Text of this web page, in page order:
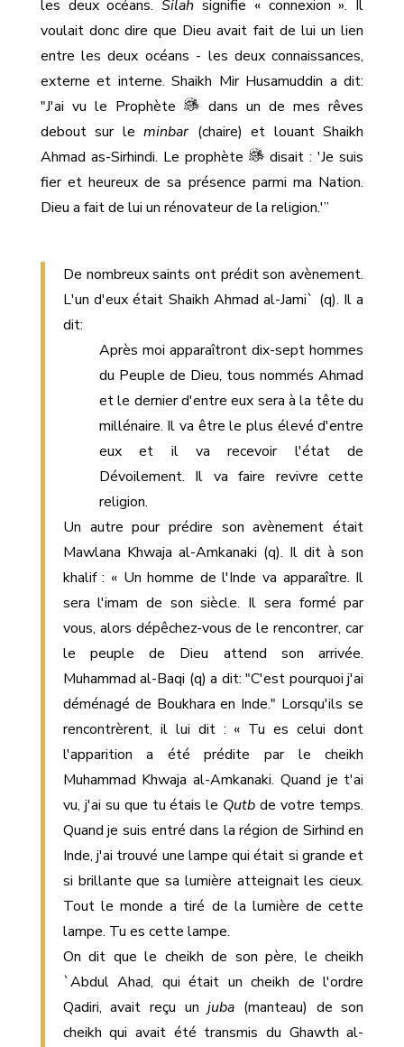
les deux océans.Silah signifie « connexion ». Il
voulait donc dire que Dieu avait fait de lui un lien
entre les deux océans - les deux connaissances,
externe et interne. Shaikh Mir Husamuddin a dit:
"J'ai vu le Prophète
dans un de mes rêves
debout sur leminbar (chaire) et louant Shaikh
Ahmad as-Sirhindi. Le prophète
disait : 'Je suis
fier et heureux de sa présence parmi ma Nation.
Dieu a fait de lui un rénovateur de la religion.'”
De nombreux saints ont prédit son avènement.
L'un d'eux était Shaikh Ahmad al-Jami` (q). Il a
dit:
Après moi apparaîtront dix-sept hommes
du Peuple de Dieu, tous nommés Ahmad
et le dernier d'entre eux sera à la tête du
millénaire. Il va être le plus élevé d'entre
eux et il va recevoir l'état de
Dévoilement. Il va faire revivre cette
religion.
Un autre pour prédire son avènement était
Mawlana Khwaja al-Amkanaki (q). Il dit à son
khalif : « Un homme de l'Inde va apparaître. Il
sera l'imam de son siècle. Il sera formé par
vous, alors dépêchez-vous de le rencontrer, car
le peuple de Dieu attend son arrivée.
Muhammad al-Baqi (q) a dit: "C'est pourquoi j'ai
déménagé de Boukhara en Inde." Lorsqu'ils se
rencontrèrent, il lui dit : « Tu es celui dont
l'apparition a été prédite par le cheikh
Muhammad Khwaja al-Amkanaki. Quand je t'ai
vu, j'ai su que tu étais le Qutb de votre temps.
Quand je suis entré dans la région de Sirhind en
Inde, j'ai trouvé une lampe qui était si grande et
si brillante que sa lumière atteignait les cieux.
Tout le monde a tiré de la lumière de cette
lampe. Tu es cette lampe.
On dit que le cheikh de son père, le cheikh
`Abdul Ahad, qui était un cheikh de l'ordre
Qadiri, avait reçu unjuba (manteau) de son
cheikh qui avait été transmis du Ghawth al-